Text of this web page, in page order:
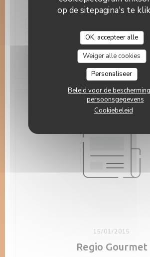
op de sitepagina's te
OK, accepteer alle
Weiger alle cookies
Personaliseer
Beleid voor de
persoonsgegevens
Cookiebeleid
merci à tous nos clients et voyageurs
#CertificateOfExcellence
Lees het artikel
15/01/2015
Regio Gourmet